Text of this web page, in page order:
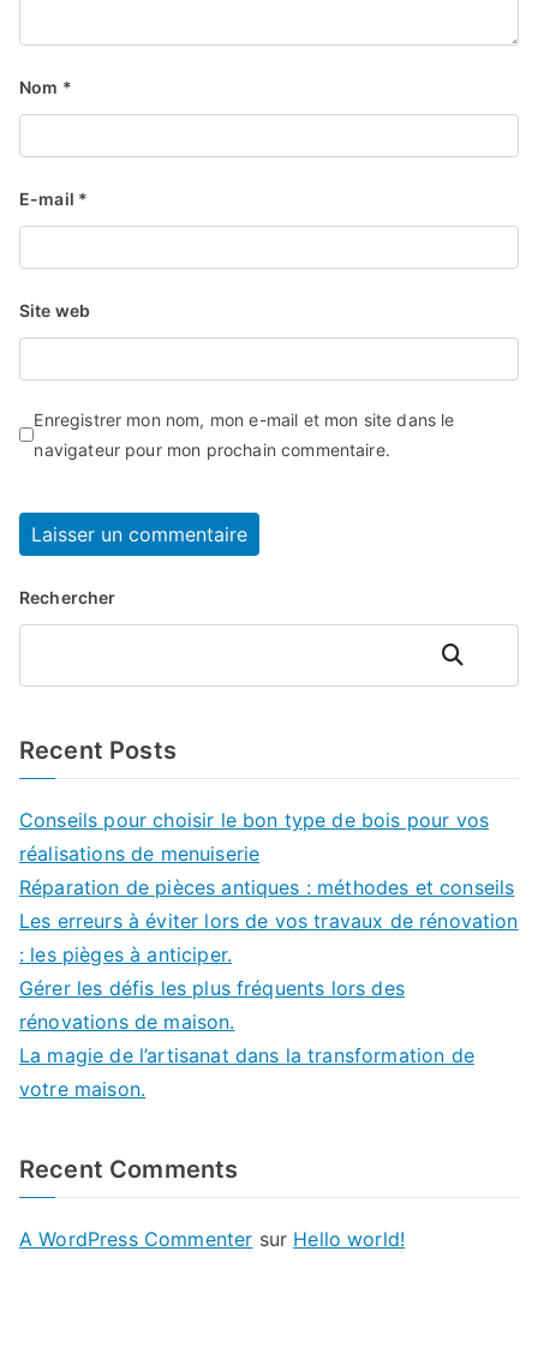
Nom *
E-mail *
Site web
Enregistrer mon nom, mon e-mail et mon site dans le
navigateur pour mon prochain commentaire.
Rechercher
Rechercher
Recent Posts
Conseils pour choisir le bon type de bois pour vos
réalisations de menuiserie
Réparation de pièces antiques : méthodes et conseils
Les erreurs à éviter lors de vos travaux de rénovation
: les pièges à anticiper.
Gérer les défis les plus fréquents lors des
rénovations de maison.
La magie de l’artisanat dans la transformation de
votre maison.
Recent Comments
A WordPress Commenter sur Hello world!